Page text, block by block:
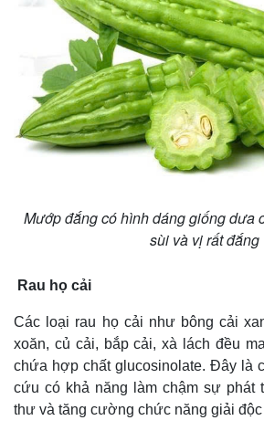
Mướp đắng có hình dáng giống dưa
sùi và vị rất đắng
Rau họ cải
Các loại rau họ cải như bông cải
xoăn, củ cải, bắp cải, xà lách đều
chứa hợp chất glucosinolate. Đây là
cứu có khả năng làm chậm sự phát
thư và tăng cường chức năng giải độc